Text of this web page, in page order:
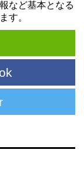
など基本となる
す。